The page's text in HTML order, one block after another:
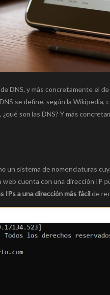
DNS, y más concretamente el
se define, según la Wikipedia,
son las DNS? Y más
un sistema de nomenclaturas
cuenta con una dirección IP
IPs a una dirección más fácilde